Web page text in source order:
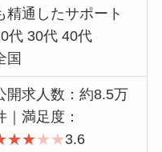
精通したサポート
代 30代 40代
国
開求人数：約8.5万
｜満足度：
★★★ ★3.6